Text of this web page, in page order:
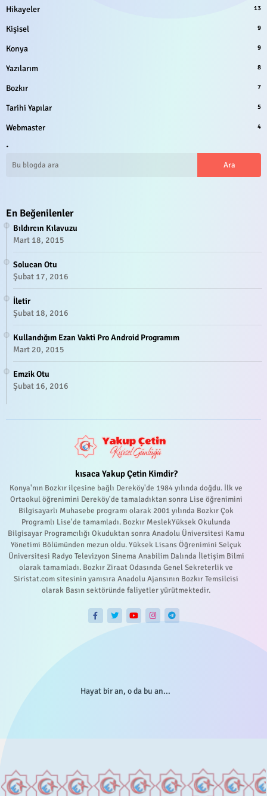
Hikayeler 13
Kişisel 9
Konya 9
Yazılarım 8
Bozkır 7
Tarihi Yapılar 5
Webmaster 4
.
En Beğenilenler
Bıldırcın Kılavuzu
Mart 18, 2015
Solucan Otu
Şubat 17, 2016
İletir
Şubat 18, 2016
Kullandığım Ezan Vakti Pro Android Programım
Mart 20, 2015
Emzik Otu
Şubat 16, 2016
kısaca Yakup Çetin Kimdir?
Konya'nın Bozkır ilçesine bağlı Dereköy'de 1984 yılında doğdu. İlk ve
Ortaokul öğrenimini Dereköy'de tamaladıktan sonra Lise öğrenimini
Bilgisayarlı Muhasebe programı olarak 2001 yılında Bozkır Çok
Programlı Lise'de tamamladı. Bozkır MeslekYüksek Okulunda
Bilgisayar Programcılığı Okuduktan sonra Anadolu Üniversitesi Kamu
Yönetimi Bölümünden mezun oldu. Yüksek Lisans Öğrenimini Selçuk
Üniversitesi Radyo Televizyon Sinema Anabilim Dalında İletişim Bilmi
olarak tamamladı. Bozkır Ziraat Odasında Genel Sekreterlik ve
Siristat.com sitesinin yanısıra Anadolu Ajansının Bozkır Temsilcisi
olarak Basın sektöründe faliyetler yürütmektedir.
Hayat bir an, o da bu an...